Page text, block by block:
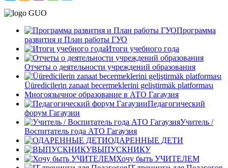
Программа
развития и План работы ГУО
Итоги учебного года
Отчеты о деятельности учреждений образования
Üüredicilerin zanaat becermeklerini geliştirmäk platforması
Многоязычное образование в АТО Гагаузия
Педагогический
форум Гагаузии
Учитель /
Воспитатель года АТО Гагаузия
ОДАРЕННЫЕ ДЕТИ
ВЫПУСКНИКУ
Хочу быть УЧИТЕЛЕМ